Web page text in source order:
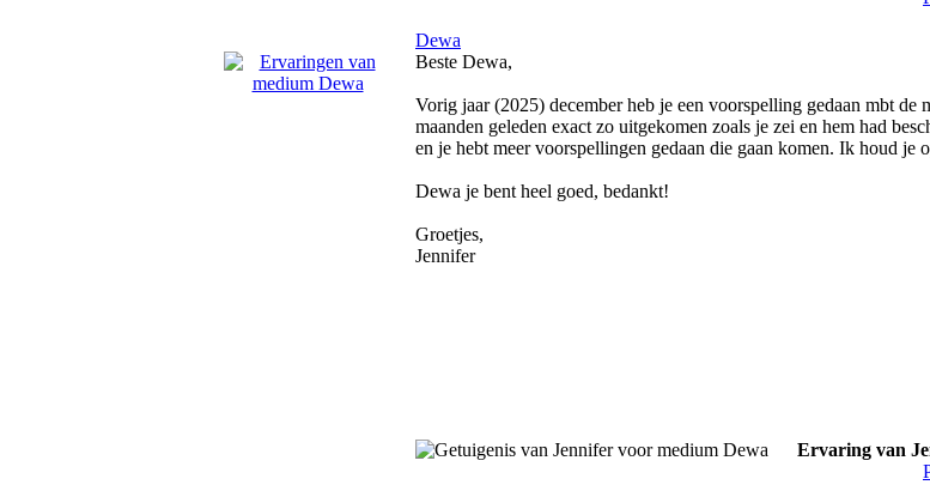
Dewa
Beste Dewa,
Vorig jaar (2025) december heb je een voorspelling gedaan mbt
maanden geleden exact zo uitgekomen zoals je zei en hem had
en je hebt meer voorspellingen gedaan die gaan komen. Ik houd je
Dewa je bent heel goed, bedankt!
Groetjes,
Jennifer
Ervaring van